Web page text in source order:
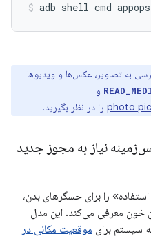
adb shell cmd
به تصاویر، عکس‌ها و ویدیوها
و
photo را در نظر بگیرید.
نیاز به مجوز جدید
استفاده» را برای حسگرهای بدن،
خون معرفی می‌کند. این مدل
سیستم برای موقعیت مکانی در